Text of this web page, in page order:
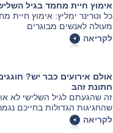
אימוץ חיית מחמד בגיל
כל וטרינר ימליץ: אימוץ חיית
מעולה לאנשים מבוגרים
לקריאה
אולם אירועים כבר יש?
חתונת זהב
זה שהגעתם לגיל השלישי לא
שהחגיגות הגדולות בחייכם
להיפך, יש הישגים נפלאים
לציון ולמסיבה: חתונת הכסף
לקריאה